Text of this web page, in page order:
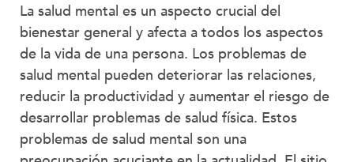
La salud mental es un aspecto crucial del
bienestar general y afecta a todos los aspectos
de la vida de una persona. Los problemas de
salud mental pueden deteriorar las relaciones,
reducir la productividad y aumentar el riesgo de
desarrollar problemas de salud física. Estos
problemas de salud mental son una